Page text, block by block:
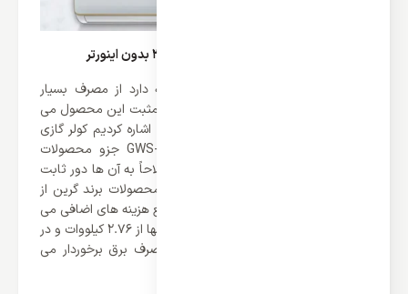
این کولر گازی بر خلاف قدرت بالای که دارد از مصرف بسیار
پایینی برخوردار می باشد که یکی از نکات مثبت این محصول می
باشد. همانطور که در بالا به این موضوع اشاره کردیم کولر گازی
دیواری گرین 30000 مدل GWS-H30P1T1/R1 جزو محصولات
بدون اینورتر برند گرین می باشد که اصطلاحاً به آن ها دور ثابت
نیز گفته می شود. اما باید گفت که کلاً محصولات برند گرین از
مصرف معقولی برخوردار می باشند که مانع هزینه های اضافی می
شوند. این محصول در حالت سرمایشی تنها از 2.76 کیلووات و در
حالت گرمایشی تنها از 2.64 کیلووات مصرف برق برخوردار می